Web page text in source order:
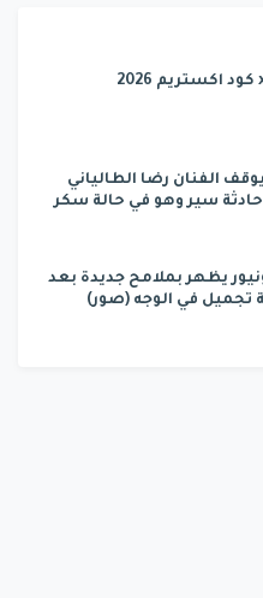
الفنان رضا الطالياني
سير وهو في حالة سكر
يظهر بملامح جديدة بعد
في الوجه (صور)